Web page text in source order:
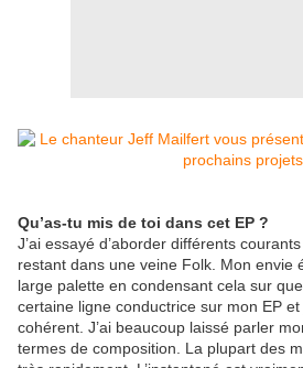
Qu’as-tu mis de toi dans cet EP ?
J’ai essayé d’aborder différents
restant dans une veine Folk. Mon envie
large palette en condensant cela sur
certaine ligne conductrice sur mon EP
cohérent. J’ai beaucoup laissé parler
termes de composition. La plupart des